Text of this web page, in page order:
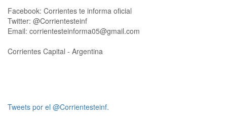
Facebook: Corrientes te informa oficial
Twitter: @Corrientesteinf
Email: corrientesteinforma05@gmail.com
Corrientes Capital - Argentina
Tweets por el @Corrientesteinf.